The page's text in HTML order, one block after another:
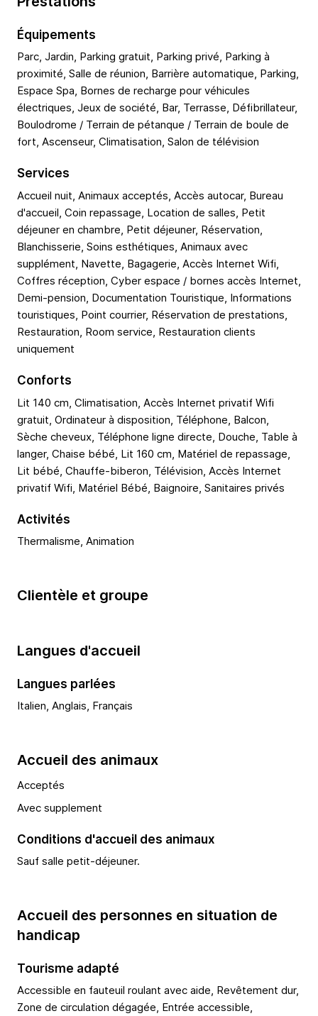
Équipements
Parc, Jardin, Parking gratuit, Parking privé, Parking à
proximité, Salle de réunion, Barrière automatique, Parking,
Espace Spa, Bornes de recharge pour véhicules
électriques, Jeux de société, Bar, Terrasse, Défibrillateur,
Boulodrome / Terrain de pétanque / Terrain de boule de
fort, Ascenseur, Climatisation, Salon de télévision
Services
Accueil nuit, Animaux acceptés, Accès autocar, Bureau
d'accueil, Coin repassage, Location de salles, Petit
déjeuner en chambre, Petit déjeuner, Réservation,
Blanchisserie, Soins esthétiques, Animaux avec
supplément, Navette, Bagagerie, Accès Internet Wifi,
Coffres réception, Cyber espace / bornes accès Internet,
Demi-pension, Documentation Touristique, Informations
touristiques, Point courrier, Réservation de prestations,
Restauration, Room service, Restauration clients
uniquement
Conforts
Lit 140 cm, Climatisation, Accès Internet privatif Wifi
gratuit, Ordinateur à disposition, Téléphone, Balcon,
Sèche cheveux, Téléphone ligne directe, Douche, Table à
langer, Chaise bébé, Lit 160 cm, Matériel de repassage,
Lit bébé, Chauffe-biberon, Télévision, Accès Internet
privatif Wifi, Matériel Bébé, Baignoire, Sanitaires privés
Activités
Thermalisme, Animation
Clientèle et groupe
Langues d'accueil
Langues parlées
Italien, Anglais, Français
Accueil des animaux
Acceptés
Avec supplement
Conditions d'accueil des animaux
Sauf salle petit-déjeuner.
Accueil des personnes en situation de
handicap
Tourisme adapté
Accessible en fauteuil roulant avec aide, Revêtement dur,
Zone de circulation dégagée, Entrée accessible,